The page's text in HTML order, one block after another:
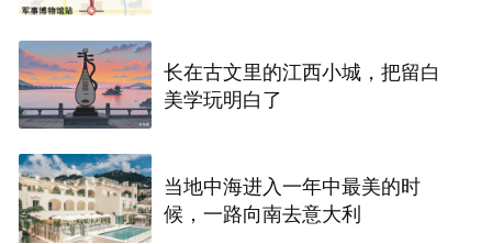
长在古文里的江西小城，把留白
美学玩明白了
当地中海进入一年中最美的时
候，一路向南去意大利